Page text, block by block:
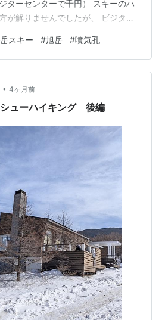
ターセンターで千円） スキーのハ
が解りませんでしたが、 ビジター
めるだけでした。 ただマイナス気
死にそうです。 旭岳ロープウェ
円のうち、2人で2つ使用です。
ースフェイスのヒューズボックス
かし通勤通学から、山登りまで万
スキー #旭岳 #噴気孔
• 4ヶ月前
ューハイキング 後編